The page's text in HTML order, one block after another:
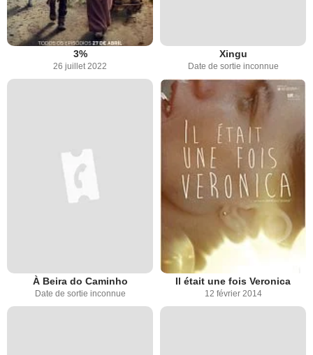
3%
26 juillet 2022
Xingu
Date de sortie inconnue
À Beira do Caminho
Date de sortie inconnue
Il était une fois Veronica
12 février 2014